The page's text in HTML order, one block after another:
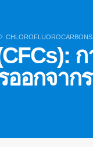
ออกจาก